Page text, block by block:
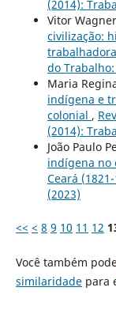
(2014):
Vitor
civilização:
do
Maria
indígena e
colonial ,
(2014):
João Paulo
indígena no
Ceará
(2023)
<< < 8 9 10 11 12
Você também
similaridadepara